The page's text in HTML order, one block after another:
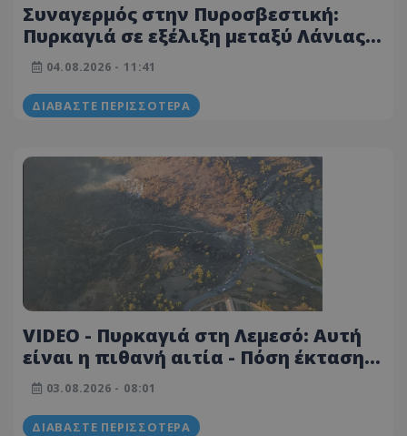
Συναγερμός στην Πυροσβεστική:
Πυρκαγιά σε εξέλιξη μεταξύ Λάνιας
και Λιμνάτη - Δείτε βίντεο
04.08.2026 - 11:41
ΔΙΑΒΆΣΤΕ ΠΕΡΙΣΣΌΤΕΡΑ
VIDEO - Πυρκαγιά στη Λεμεσό: Αυτή
είναι η πιθανή αιτία - Πόση έκταση
κατέκαψε
03.08.2026 - 08:01
ΔΙΑΒΆΣΤΕ ΠΕΡΙΣΣΌΤΕΡΑ